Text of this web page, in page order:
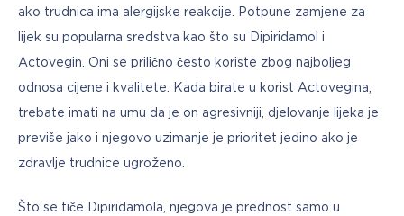
ako trudnica ima alergijske reakcije. Potpune zamjene za
lijek su popularna sredstva kao što su Dipiridamol i
Actovegin. Oni se prilično često koriste zbog najboljeg
odnosa cijene i kvalitete. Kada birate u korist Actovegina,
trebate imati na umu da je on agresivniji, djelovanje lijeka je
previše jako i njegovo uzimanje je prioritet jedino ako je
zdravlje trudnice ugroženo.
Što se tiče Dipiridamola, njegova je prednost samo u